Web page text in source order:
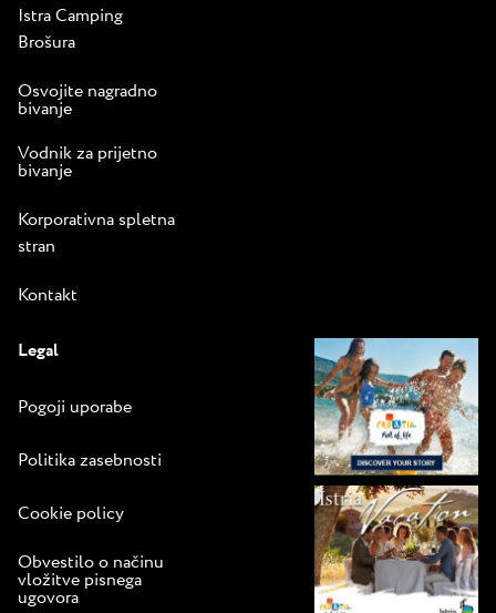
Istra Camping
Brošura
Osvojite nagradno
bivanje
Vodnik za prijetno
bivanje
Korporativna spletna
stran
Kontakt
Legal
Pogoji uporabe
Politika zasebnosti
Cookie policy
Obvestilo o načinu
vložitve pisnega
ugovora